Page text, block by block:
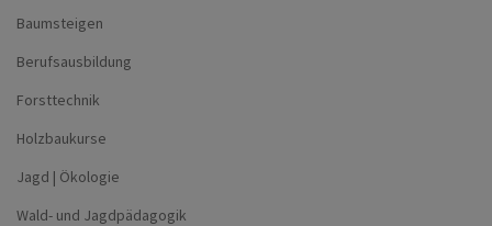
Baumsteigen
Berufsausbildung
Forsttechnik
Holzbaukurse
Jagd | Ökologie
Wald- und Jagdpädagogik